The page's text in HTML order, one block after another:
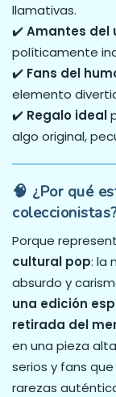
llamativas.
✔️Amantes del
políticamente
✔️ Fans del
elemento
✔️ Regalo ideal
algo original,
🧠 ¿Por qué
Porque
cultural pop: la
absurdo y
una edición
retirada del
en una pieza
serios y fans
rarezas